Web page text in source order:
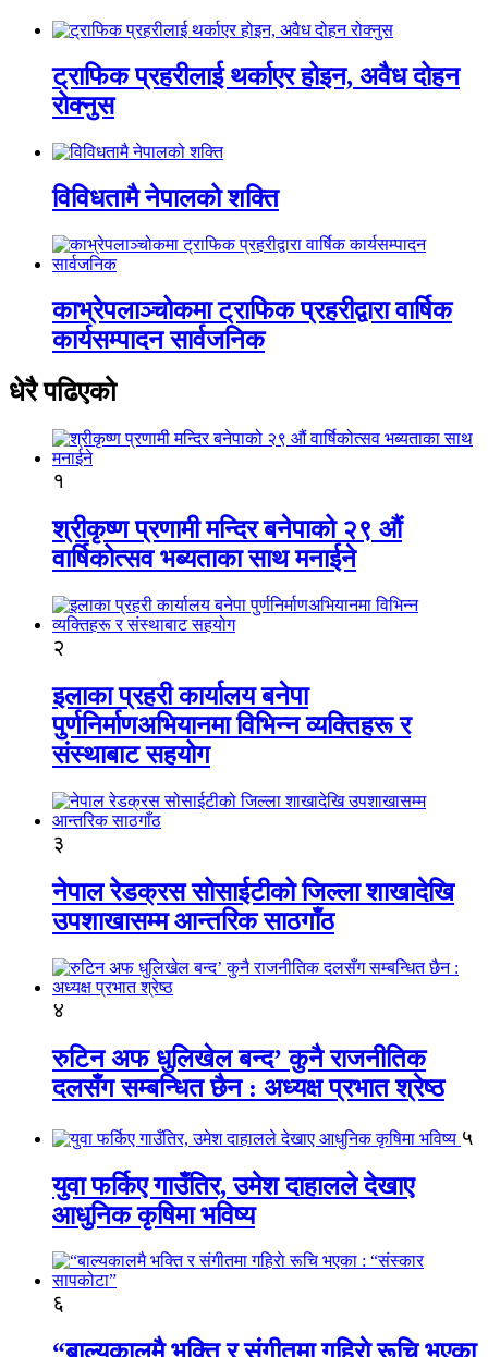
ट्राफिक प्रहरीलाई थर्काएर होइन, अवैध दोहन
रोक्नुस
विविधतामै नेपालको शक्ति
काभ्रेपलाञ्चोकमा ट्राफिक प्रहरीद्वारा वार्षिक
कार्यसम्पादन सार्वजनिक
धेरै पढिएको
१
श्रीकृष्ण प्रणामी मन्दिर बनेपाको २९ औं
वार्षिकोत्सव भब्यताका साथ मनाईने
२
इलाका प्रहरी कार्यालय बनेपा
पुर्णनिर्माणअभियानमा विभिन्न व्यक्तिहरू र
संस्थाबाट सहयोग
३
नेपाल रेडक्रस सोसाईटीको जिल्ला शाखादेखि
उपशाखासम्म आन्तरिक साठगाँठ
४
रुटिन अफ धुलिखेल बन्द’ कुनै राजनीतिक
दलसँग सम्बन्धित छैन : अध्यक्ष प्रभात श्रेष्ठ
५
युवा फर्किए गाउँतिर, उमेश दाहालले देखाए
आधुनिक कृषिमा भविष्य
६